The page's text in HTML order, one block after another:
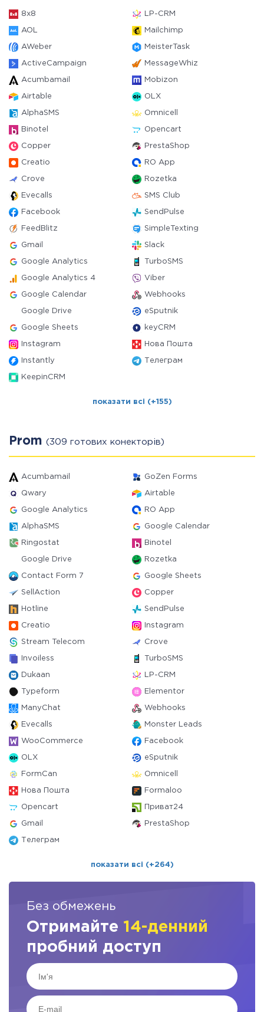
8x8 LP-CRM
AOL Mailchimp
AWeber MeisterTask
ActiveCampaign MessageWhiz
Acumbamail Mobizon
Airtable OLX
AlphaSMS Omnicell
Binotel Opencart
Copper PrestaShop
Creatio RO App
Crove Rozetka
Evecalls SMS Club
Facebook SendPulse
FeedBlitz SimpleTexting
Gmail Slack
Google Analytics TurboSMS
Google Analytics 4 Viber
Google Calendar Webhooks
Google Drive eSputnik
Google Sheets keyCRM
Instagram Нова Пошта
Instantly Телеграм
KeepinCRM
показати всі (+155)
Prom (309 готових конекторів)
Acumbamail GoZen Forms
Qwary Airtable
Google Analytics RO App
AlphaSMS Google Calendar
Ringostat Binotel
Google Drive Rozetka
Contact Form 7 Google Sheets
SellAction Copper
Hotline SendPulse
Creatio Instagram
Stream Telecom Crove
Invoiless TurboSMS
Dukaan LP-CRM
Typeform Elementor
ManyChat Webhooks
Evecalls Monster Leads
WooCommerce Facebook
OLX eSputnik
FormCan Omnicell
Нова Пошта Formaloo
Opencart Приват24
Gmail PrestaShop
Телеграм
показати всі (+264)
Без обмежень
Отримайте 14-денний
пробний доступ